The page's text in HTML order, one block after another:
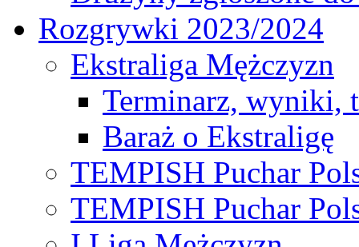
Rozgrywki 2023/2024
Ekstraliga Mężczyzn
Terminarz, wyniki,
Baraż o Ekstraligę
TEMPISH Puchar
TEMPISH Puchar